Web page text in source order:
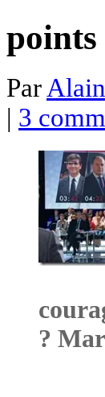
points
Par
| 3
?